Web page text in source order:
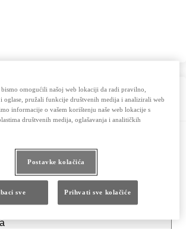
omogućili našoj web lokaciji da radi pravilno,
oglase, pružali funkcije društvenih medija i analizirali web
informacije o vašem korištenju naše web lokacije s
društvenih medija, oglašavanja i analitičkih
Postavke kolačića
sve Prihvati sve kolačiće